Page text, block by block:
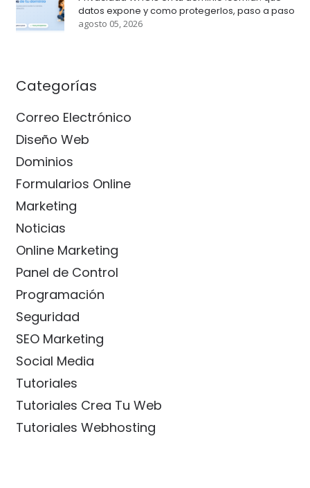
datos expone y como protegerlos, paso a paso
agosto 05, 2026
Categorías
Correo Electrónico
Diseño Web
Dominios
Formularios Online
Marketing
Noticias
Online Marketing
Panel de Control
Programación
Seguridad
SEO Marketing
Social Media
Tutoriales
Tutoriales Crea Tu Web
Tutoriales Webhosting